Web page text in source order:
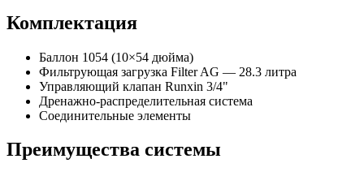
Комплектация
Баллон 1054 (10×54 дюйма)
Фильтрующая загрузка Filter AG — 28.3 литра
Управляющий клапан Runxin 3/4"
Дренажно-распределительная система
Соединительные элементы
Преимущества системы